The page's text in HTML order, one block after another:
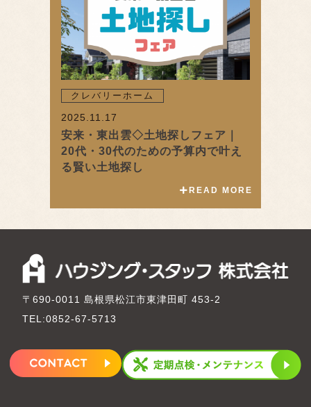
クレバリーホーム
2025.11.17
安来・東出雲◇土地探しフェア｜
20代・30代のための予算内で叶え
る賢い土地探し
READ MORE
〒690-0011 島根県松江市東津田町 453-2
TEL:0852-67-5713